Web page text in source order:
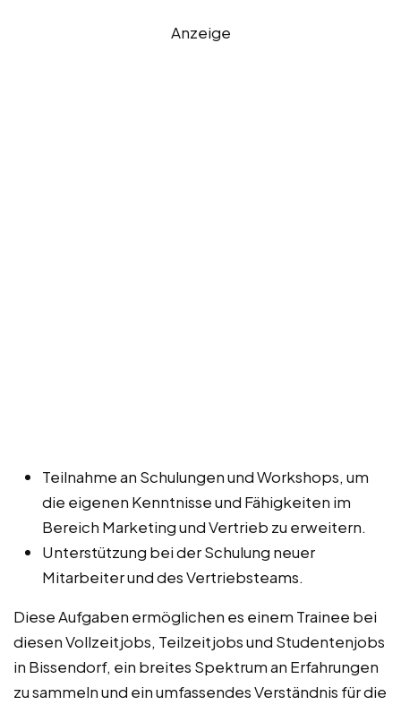
Anzeige
Teilnahme an Schulungen und Workshops, um
die eigenen Kenntnisse und Fähigkeiten im
Bereich Marketing und Vertrieb zu erweitern.
Unterstützung bei der Schulung neuer
Mitarbeiter und des Vertriebsteams.
Diese Aufgaben ermöglichen es einem Trainee bei
diesen Vollzeitjobs, Teilzeitjobs und Studentenjobs
in Bissendorf, ein breites Spektrum an Erfahrungen
zu sammeln und ein umfassendes Verständnis für die